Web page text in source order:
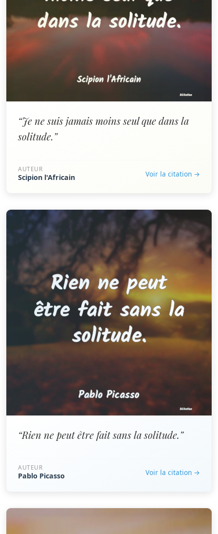
“Je ne suis jamais moins seul que dans la
solitude.”
AUTEUR
Scipion l'Africain Voir la citation →
“Rien ne peut être fait sans la solitude.”
AUTEUR
Pablo Picasso Voir la citation →